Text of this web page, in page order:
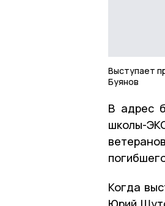
Выступает
Буянов
В адрес
школы-
Когда